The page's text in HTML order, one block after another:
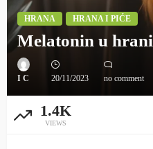
HRANA HRANA I PIĆE
Melatonin u hrani
I C 20/11/2023 no comment
1.4K
VIEWS